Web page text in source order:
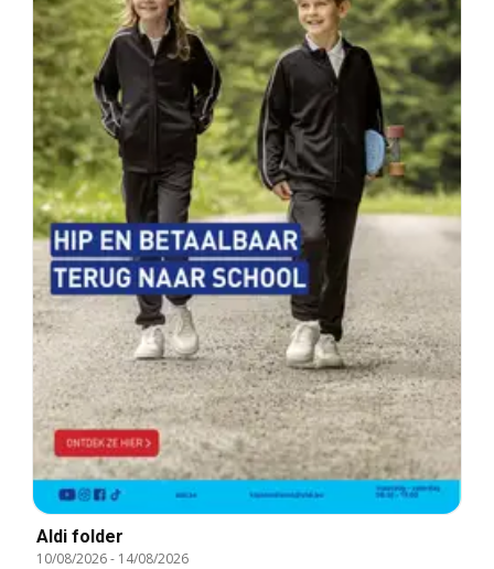
Aldi folder
10/08/2026- 14/08/2026